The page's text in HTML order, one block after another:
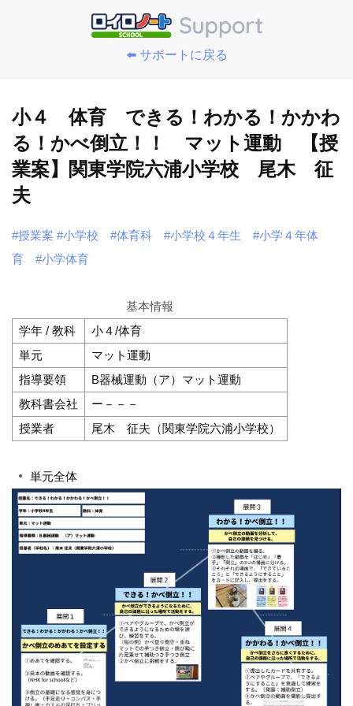
⬅️ サポートに戻る
小４ 体育 できる！わかる！かかわ
る！かべ倒立！！ マット運動 【授
業案】関東学院六浦小学校 尾木 征
夫
#授業案 #小学校 #体育科 #小学校４年生
#小学４年体
育
#小学体育
基本情報
学年 / 教科
小４/体育
単元
マット運動
指導要領
B器械運動（ア）マット運動
教科書会社
ー－－－
授業者
尾木 征夫（関東学院六浦小学校）
単元全体